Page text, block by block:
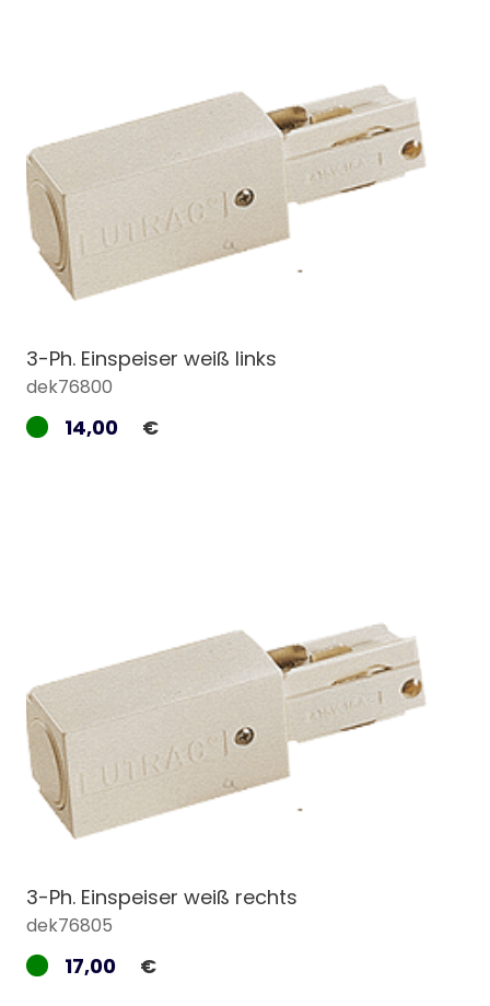
3-Ph. Einspeiser weiß links
dek76800
14,00 €
3-Ph. Einspeiser weiß rechts
dek76805
17,00 €